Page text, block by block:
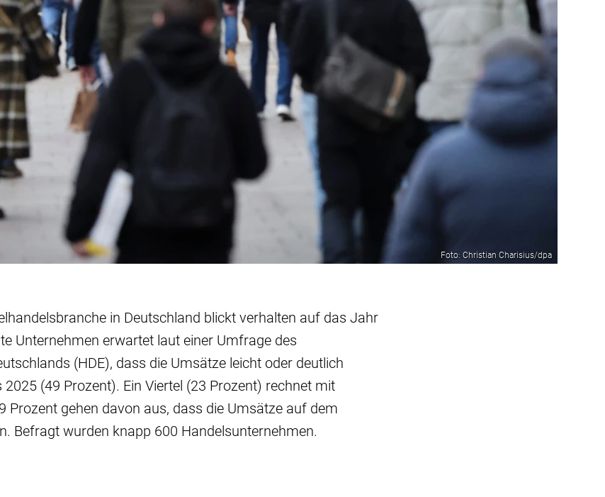
Foto: Christian Charisius/dpa
in Deutschland blickt verhalten auf das Jahr
Unternehmen erwartet laut einer Umfrage des
(HDE), dass die Umsätze leicht oder deutlich
(49 Prozent). Ein Viertel (23 Prozent) rechnet mit
Prozent gehen davon aus, dass die Umsätze auf dem
Befragt wurden knapp 600 Handelsunternehmen.